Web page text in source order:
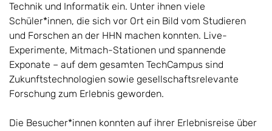
Technik und Informatik ein. Unter ihnen viele
Schüler*innen, die sich vor Ort ein Bild vom Studieren
und Forschen an der HHN machen konnten. Live-
Experimente, Mitmach-Stationen und spannende
Exponate – auf dem gesamten TechCampus sind
Zukunftstechnologien sowie gesellschaftsrelevante
Forschung zum Erlebnis geworden.
Die Besucher*innen konnten auf ihrer Erlebnisreise über